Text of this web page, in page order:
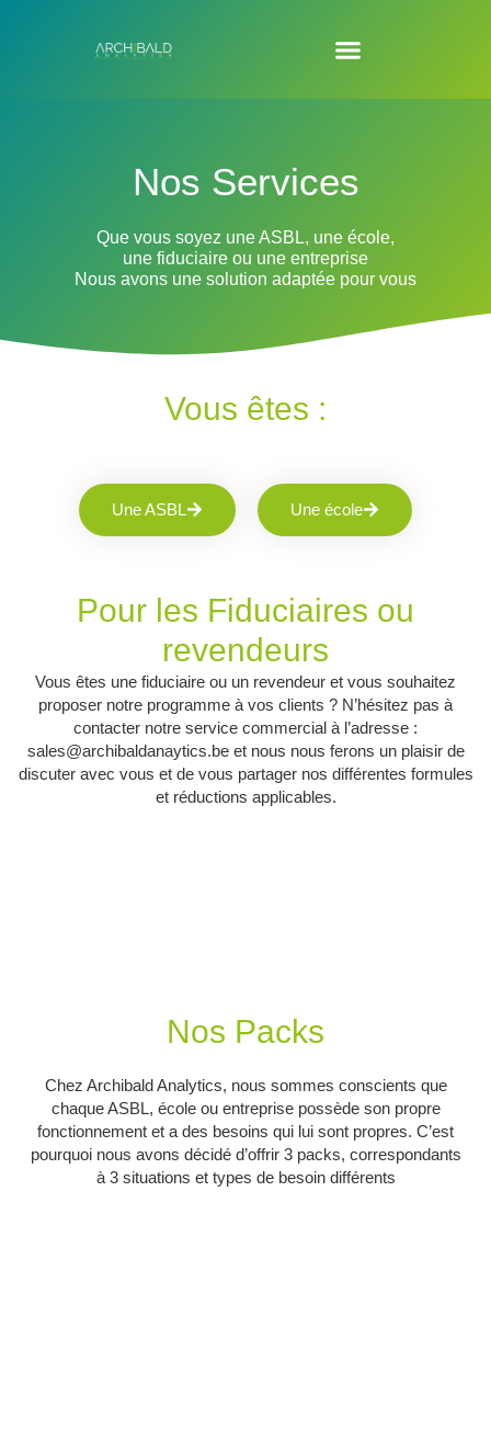
Nos Services
Que vous soyez une ASBL, une école,
une fiduciaire ou une entreprise
Nous avons une solution adaptée pour vous
Vous êtes :
Une ASBL Une école
Pour les Fiduciaires ou
revendeurs
Vous êtes une fiduciaire ou un revendeur et vous souhaitez
proposer notre programme à vos clients ? N’hésitez pas à
contacter notre service commercial à l’adresse :
sales@archibaldanaytics.be et nous nous ferons un plaisir de
discuter avec vous et de vous partager nos différentes formules
et réductions applicables.
Nos Packs
Chez Archibald Analytics, nous sommes conscients que
chaque ASBL, école ou entreprise possède son propre
fonctionnement et a des besoins qui lui sont propres. C’est
pourquoi nous avons décidé d’offrir 3 packs, correspondants
à 3 situations et types de besoin différents